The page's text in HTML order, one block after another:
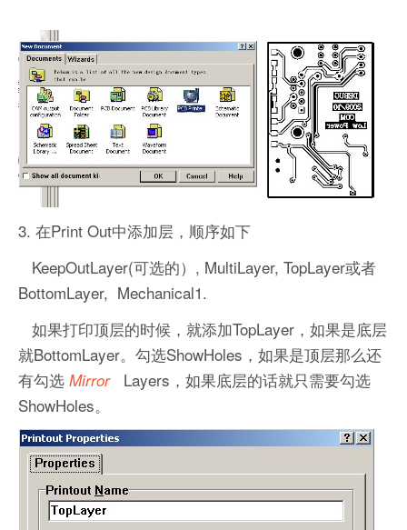
3. 在Print Out中添加层，顺序如下
KeepOutLayer(可选的）, MultiLayer, TopLayer或者
BottomLayer, Mechanical1.
如果打印顶层的时候，就添加TopLayer，如果是底层
就BottomLayer。勾选ShowHoles，如果是顶层那么还
有勾选 Mirror
Layers，如果底层的话就只需要勾选
ShowHoles。